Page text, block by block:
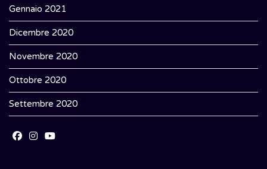
Gennaio 2021
Dicembre 2020
Novembre 2020
Ottobre 2020
Settembre 2020